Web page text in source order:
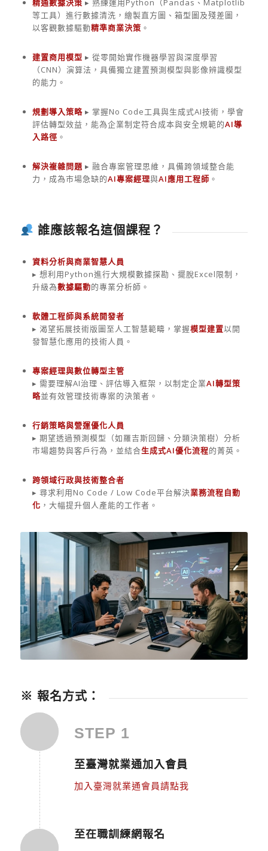
精通數據決策 ▸ 熟練運用Python（Pandas、Matplotlib
等工具）進行數據清洗，繪製直方圖、箱型圖及殘差圖，
以客觀數據驅動精準商業決策 。
建置商用模型 ▸ 從零開始實作機器學習與深度學習
（CNN）演算法，具備獨立建置預測模型與影像辨識模型
的能力。
規劃導入策略▸ 掌握No Code工具與生成式AI技術，學會
評估轉型效益，能為企業制定符合成本與安全規範的AI導
入路徑 。
解決複雜問題 ▸ 融合專案管理思維，具備跨領域整合能
力，成為市場急缺的AI專案經理與AI應用工程師 。
誰應該報名這個課程？
資料分析與商業智慧人員
▸ 想利用Python進行大規模數據探勘、擺脫Excel限制，
升級為數據驅動的專業分析師。
軟體工程師與系統開發者
▸ 渴望拓展技術版圖至人工智慧範疇，掌握模型建置以開
發智慧化應用的技術人員。
專案經理與數位轉型主管
▸ 需要理解AI治理、評估導入框架，以制定企業AI轉型策
略並有效管理技術專案的決策者。
行銷策略與營運優化人員
▸ 期望透過預測模型（如羅吉斯回歸、分類決策樹）分析
市場趨勢與客戶行為，並結合生成式AI優化流程的菁英。
跨領域行政與技術整合者
▸ 尋求利用No Code / Low Code平台解決業務流程自動
化 ，大幅提升個人產能的工作者。
※ 報名方式：
STEP 1
至臺灣就業通加入會員
加入臺灣就業通會員請點我
至在職訓練網報名